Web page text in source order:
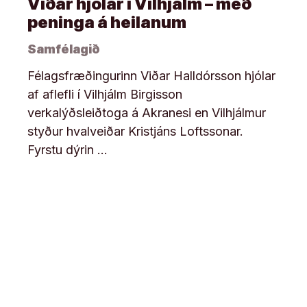
peninga á heilanum
Samfélagið
Félagsfræðingurinn Viðar Halldórsson hjólar
af aflefli í Vilhjálm Birgisson
verkalýðsleiðtoga á Akranesi en Vilhjálmur
styður hvalveiðar Kristjáns Loftssonar.
Fyrstu dýrin …